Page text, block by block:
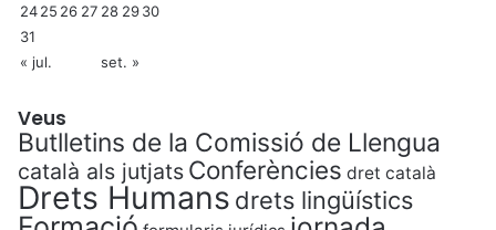
2425 26 27 28 2930
31
« jul.
set. »
Veus
Butlletins de la Comissió de Llengua
català als jutjats Conferències dret català
Drets Humans drets lingüístics